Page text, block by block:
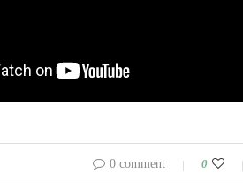
0 comment 0